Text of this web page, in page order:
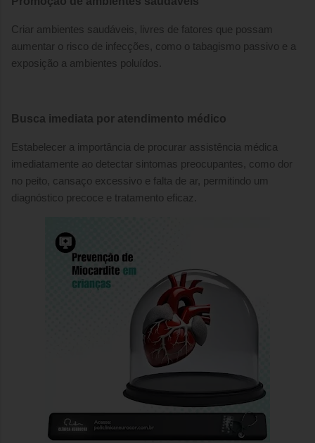
Criar ambientes saudáveis, livres de fatores que possam
aumentar o risco de infecções, como o tabagismo passivo e a
exposição a ambientes poluídos.
Busca imediata por atendimento médico
Estabelecer a importância de procurar assistência médica
imediatamente ao detectar sintomas preocupantes, como dor
no peito, cansaço excessivo e falta de ar, permitindo um
diagnóstico precoce e tratamento eficaz.